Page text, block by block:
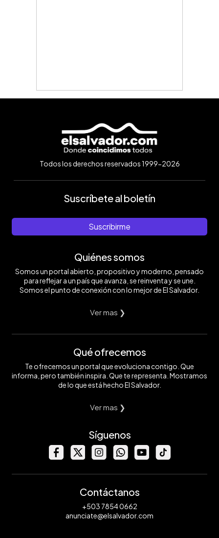
Todos los derechos reservados 1999-2026
Suscríbete al boletín
Suscribirme
Quiénes somos
Somos un portal abierto, propositivo y moderno, pensado
para reflejar a un país que avanza, se reinventa y se une.
Somos el punto de conexión con lo mejor de El Salvador.
Ver mas ❯
Qué ofrecemos
Te ofrecemos un portal que evoluciona contigo. Que
informa, pero también inspira. Que te representa. Mostramos
de lo que está hecho El Salvador.
Ver mas ❯
Síguenos
Contáctanos
+503 7854 0662
anunciate@elsalvador.com